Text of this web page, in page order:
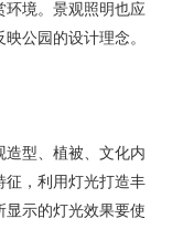
环境。景观照明也应
公园的设计理念。
造型、植被、文化内
征，利用灯光打造丰
显示的灯光效果要使